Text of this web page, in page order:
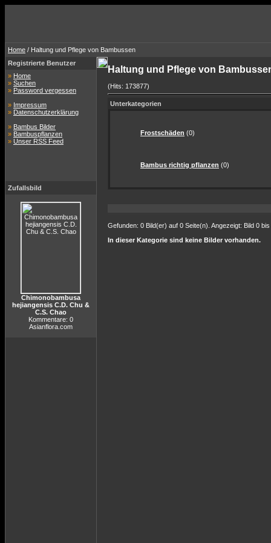
Home / Haltung und Pflege von Bambussen
Registrierte Benutzer
» Home
» Suchen
» Password vergessen
» Impressum
» Datenschutzerklärung
» Bambus Bilder
» Bambuspflanzen
» Unser RSS Feed
Zufallsbild
Chimonobambusa
hejiangensis C.D. Chu &
C.S. Chao
Kommentare: 0
Asianflora.com
Haltung und Pflege von
(Hits: 173877)
Unterkategorien
Frostschäden (0)
Bambus richtig pflanzen (0)
Gefunden: 0 Bild(er) auf 0 Seite(n). Angezeigt: Bild 0 bis
In dieser Kategorie sind keine Bilder vorhanden.